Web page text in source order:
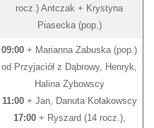
rocz.) Antczak + Krystyna
Piasecka (pop.)
09:00 + Marianna Zabuska (pop.)
od Przyjaciół z Dąbrowy, Henryk,
Halina Zybowscy
11:00+ Jan, Danuta Kołakowscy
17:00+ Ryszard (14 rocz.),